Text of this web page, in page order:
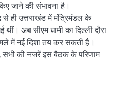
जाने की संभावना है।
ही उत्तराखंड में मंत्रिमंडल के
अब सीएम धामी का दिल्ली दौरा
में नई दिशा तय कर सकती है।
सभी की नजरें इस बैठक के परिणाम